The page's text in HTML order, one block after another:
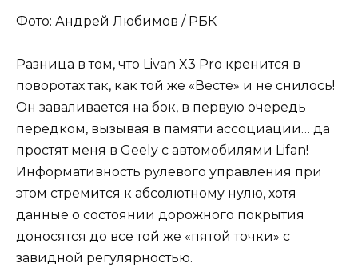
Фото: Андрей Любимов / РБК
Разница в том, что Livan X3 Pro кренится в
поворотах так, как той же «Весте» и не снилось!
Он заваливается на бок, в первую очередь
передком, вызывая в памяти ассоциации… да
простят меня в Geely с автомобилями Lifan!
Информативность рулевого управления при
этом стремится к абсолютному нулю, хотя
данные о состоянии дорожного покрытия
доносятся до все той же «пятой точки» с
завидной регулярностью.